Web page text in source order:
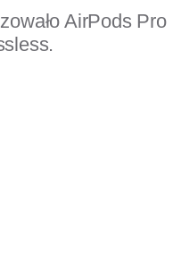
AirPods